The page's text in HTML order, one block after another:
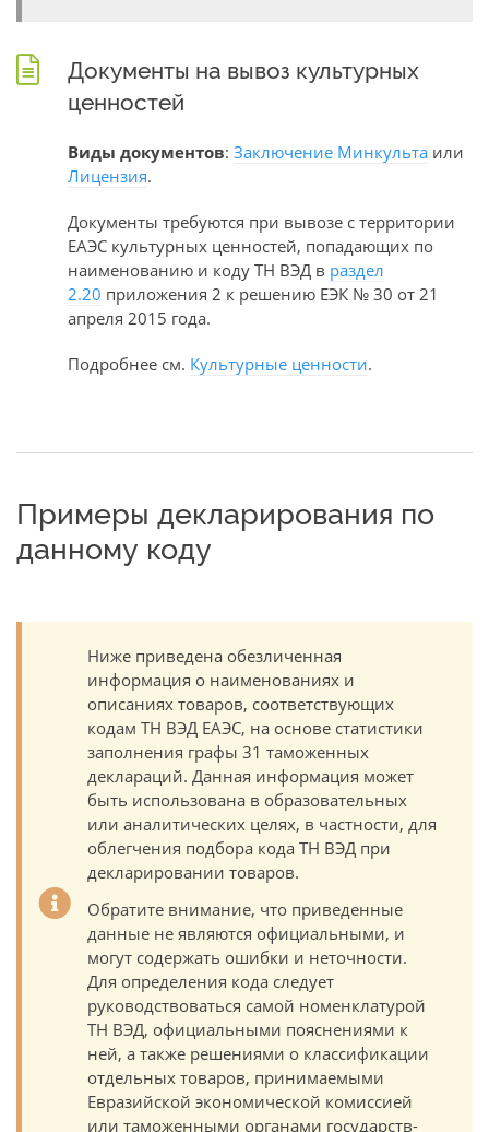
Документы на вывоз культурных
ценностей
Виды документов: Заключение Минкульта или
Лицензия.
Документы требуются при вывозе с территории
ЕАЭС культурных ценностей, попадающих по
наименованию и коду ТН ВЭД в раздел
2.20 приложения 2 к решению ЕЭК № 30 от 21
апреля 2015 года.
Подробнее см. Культурные ценности.
Примеры декларирования по
данному коду
Ниже приведена обезличенная
информация о наименованиях и
описаниях товаров, соответствующих
кодам ТН ВЭД ЕАЭС, на основе статистики
заполнения графы 31 таможенных
деклараций. Данная информация может
быть использована в образовательных
или аналитических целях, в частности, для
облегчения подбора кода ТН ВЭД при
декларировании товаров.
Обратите внимание, что приведенные
данные не являются официальными, и
могут содержать ошибки и неточности.
Для определения кода следует
руководствоваться самой номенклатурой
ТН ВЭД, официальными пояснениями к
ней, а также решениями о классификации
отдельных товаров, принимаемыми
Евразийской экономической комиссией
или таможенными органами государств-